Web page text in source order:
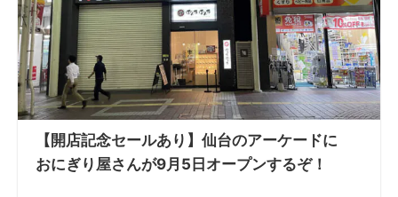
【開店記念セールあり】仙台のアーケードに
おにぎり屋さんが9月5日オープンするぞ！